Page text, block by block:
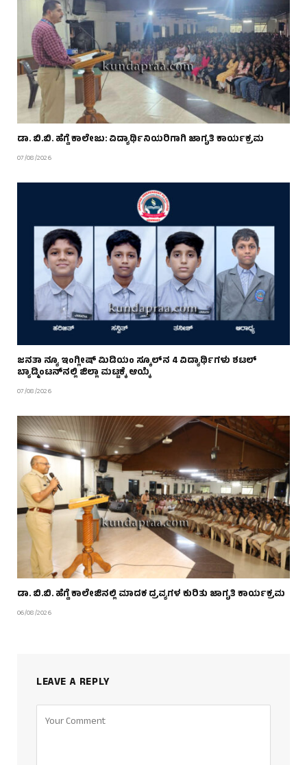
ಡಾ. ಬಿ.ಬಿ. ಹೆಗ್ಡೆ ಕಾಲೇಜು: ವಿದ್ಯಾರ್ಥಿನಿಯರಿಗಾಗಿ ಜಾಗೃತಿ ಕಾರ್ಯಕ್ರಮ
07/08/2026
ಜನತಾ ನ್ಯೂ ಇಂಗ್ಲೀಷ್ ಮಿಡಿಯಂ ಸ್ಕೂಲ್‌ನ 4 ವಿದ್ಯಾರ್ಥಿಗಳು ಶಟಲ್
ಬ್ಯಾಡ್ಮಿಂಟನ್‌ನಲ್ಲಿ ಜಿಲ್ಲಾ ಮಟ್ಟಕ್ಕೆ ಆಯ್ಕೆ
07/08/2026
ಡಾ. ಬಿ.ಬಿ. ಹೆಗ್ಡೆ ಕಾಲೇಜಿನಲ್ಲಿ ಮಾದಕ ದ್ರವ್ಯಗಳ ಕುರಿತು ಜಾಗೃತಿ ಕಾರ್ಯಕ್ರಮ
06/08/2026
LEAVE A REPLY